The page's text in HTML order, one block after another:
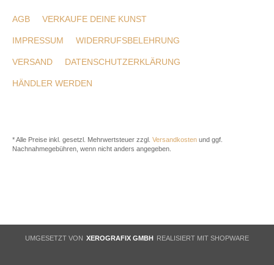
AGB VERKAUFE DEINE KUNST
IMPRESSUM WIDERRUFSBELEHRUNG
VERSAND DATENSCHUTZERKLÄRUNG
HÄNDLER WERDEN
* Alle Preise inkl. gesetzl. Mehrwertsteuer zzgl. Versandkosten und ggf.
Nachnahmegebühren, wenn nicht anders angegeben.
UMGESETZT VON XEROGRAFIX GMBH REALISIERT MIT SHOPWARE